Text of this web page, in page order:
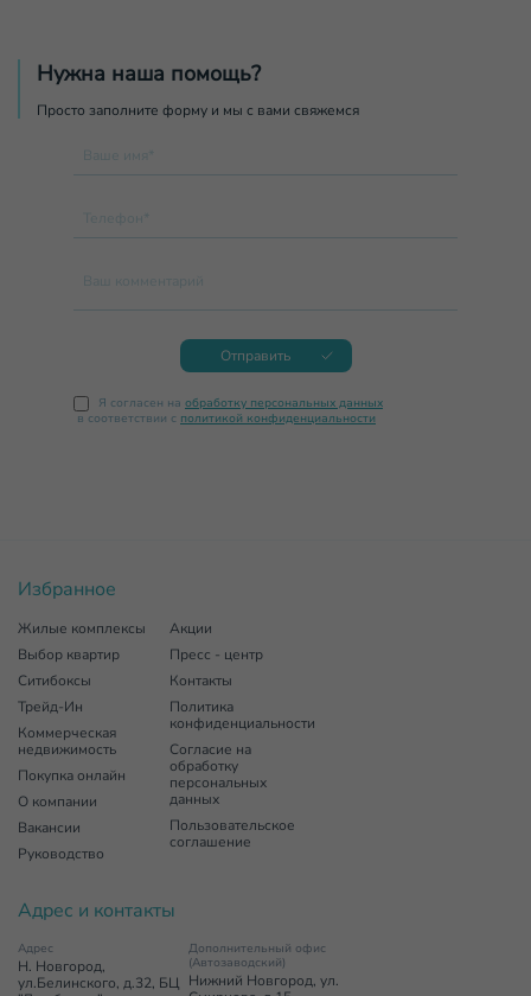
Нужна наша помощь?
Просто заполните форму и мы с вами свяжемся
Ваше имя*
Телефон*
Ваш комментарий
Отправить
Я согласен на обработку персональных данных
в соответствии с политикой конфиденциальности
Избранное
Жилые комплексы
Выбор квартир
Ситибоксы
Трейд-Ин
Коммерческая
недвижимость
Покупка онлайн
О компании
Вакансии
Руководство
Акции
Пресс - центр
Контакты
Политика
конфиденциальности
Согласие на
обработку
персональных
данных
Пользовательское
соглашение
Адрес и контакты
Адрес
Н. Новгород,
ул.Белинского, д.32, БЦ
Дополнительный офис
(Автозаводский)
Нижний Новгород, ул.